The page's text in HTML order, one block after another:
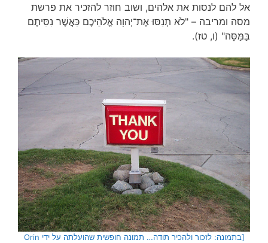
אל להם לנסות את אלהים, ושוב חוזר להזכיר את פרשת
מסה ומריבה – "לֹא תְנַסּוּ אֶת־יְהוָה אֱלֹהֵיכֶם כַּאֲשֶׁר נִסִּיתֶם
בַּמַּסָּה" (ו, טז).
[בתמונה: לזכור ולהכיר תודה… תמונה חופשית שהועלתה על ידי Orin